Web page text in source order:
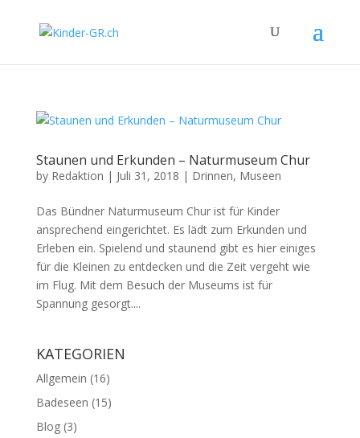
Staunen und Erkunden – Naturmuseum Chur
by Redaktion | Juli 31, 2018 | Drinnen, Museen
Das Bündner Naturmuseum Chur ist für Kinder
ansprechend eingerichtet. Es lädt zum Erkunden und
Erleben ein. Spielend und staunend gibt es hier einiges
für die Kleinen zu entdecken und die Zeit vergeht wie
im Flug. Mit dem Besuch der Museums ist für
Spannung gesorgt....
KATEGORIEN
Allgemein (16)
Badeseen (15)
Blog(3)